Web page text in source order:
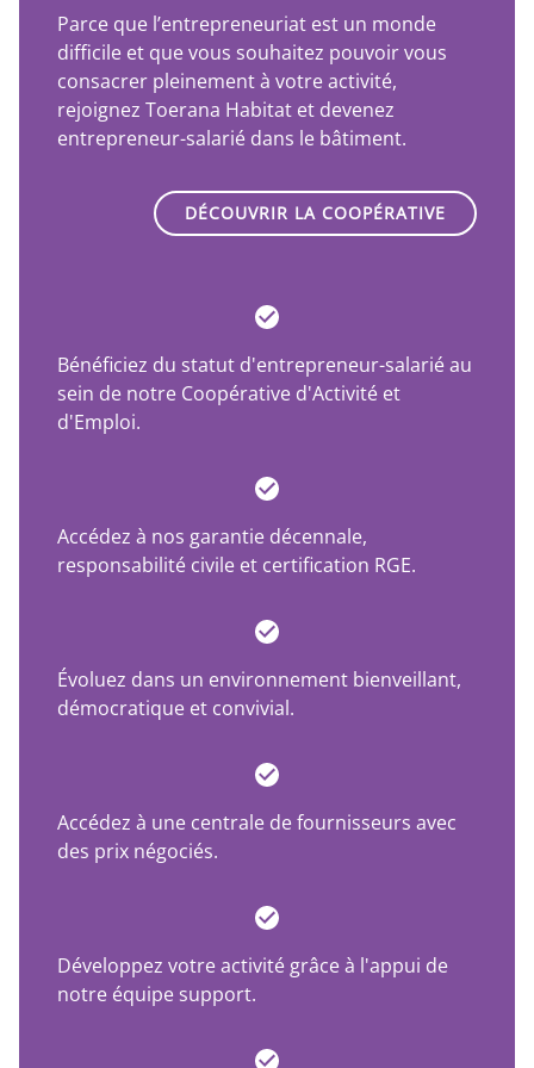
Parce que l’entrepreneuriat est un monde
difficile et que vous souhaitez pouvoir vous
consacrer pleinement à votre activité,
rejoignez Toerana Habitat et devenez
entrepreneur-salarié dans le bâtiment.
DÉCOUVRIR LA COOPÉRATIVE
Bénéficiez du statut d'entrepreneur-salarié au
sein de notre Coopérative d'Activité et
d'Emploi.
Accédez à nos garantie décennale,
responsabilité civile et certification RGE.
Évoluez dans un environnement bienveillant,
démocratique et convivial.
Accédez à une centrale de fournisseurs avec
des prix négociés.
Développez votre activité grâce à l'appui de
notre équipe support.